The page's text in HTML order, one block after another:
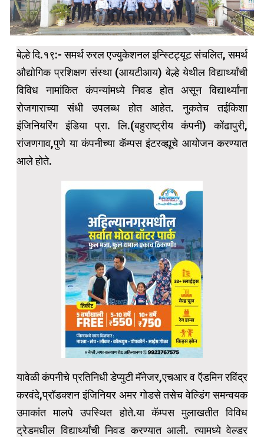
बेल्हे दि.१९:- समर्थ रुरल एज्युकेशनल इन्स्टिट्यूट संचलित, समर्थ
औद्योगिक प्रशिक्षण संस्था (आयटीआय) बेल्हे येथील विद्यार्थ्यांची
विविध नामांकित कंपन्यांमध्ये निवड होत असून विद्यार्थ्यांना
रोजगाराच्या संधी उपलब्ध होत आहेत. नुकतेच तईकिशा
इंजिनियरिंग इंडिया प्रा. लि.(बहुराष्ट्रीय कंपनी) कोंढापुरी,
रांजणगाव,पुणे या कंपनीच्या कॅम्पस इंटरव्ह्यूचे आयोजन करण्यात
आले होते.
यावेळी कंपनीचे प्रतिनिधी डेप्युटी मॅनेजर,एचआर व ऍडमिन रविंद्र
करवंदे,प्रॉडक्शन इंजिनियर अमर गोडसे तसेच वेल्डिंग समन्वयक
उमाकांत मालपे उपस्थित होते.या कॅम्पस मुलाखतीत विविध
ट्रेडमधील विद्यार्थ्यांची निवड करण्यात आली. त्यामध्ये वेल्डर